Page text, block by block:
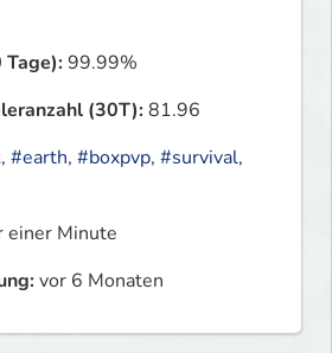
99.99%
(30T):81.96
, #earth, #boxpvp, #survival,
einer Minute
vor 6 Monaten